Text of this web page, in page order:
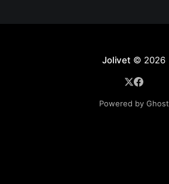
Jolivet © 2026
Powered by Ghost